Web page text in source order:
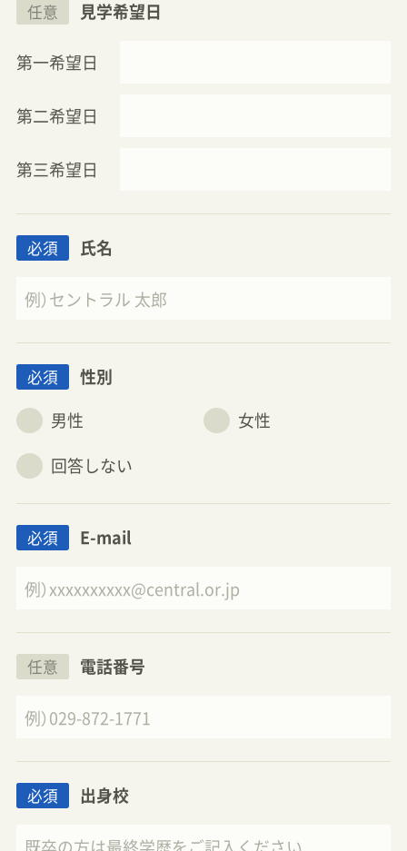
任意 見学希望日
第一希望日
第二希望日
第三希望日
必須 氏名
必須
性別
男性
女性
回答しない
必須 E-mail
任意 電話番号
必須 出身校